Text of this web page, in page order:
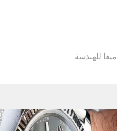
ميغا للهندسة